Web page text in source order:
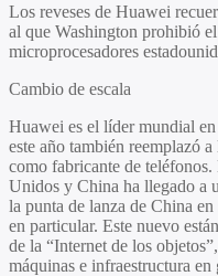
Los reveses de Huawei
al que Washington prohibió
microprocesadores
Cambio de escala
Huawei es el líder mundial
este año también reemplazó
como fabricante de
Unidos y China ha llegado a
la punta de lanza de China
en particular. Este nuevo
de la “Internet de los
máquinas e infraestructura en